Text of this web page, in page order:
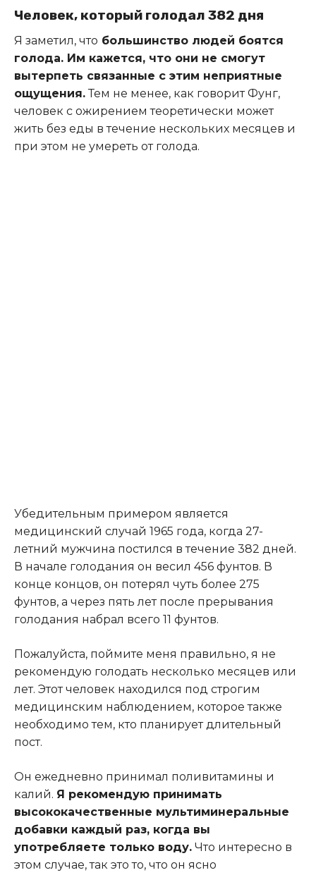
Человек, который голодал 382 дня
Я заметил, что большинство людей боятся
голода. Им кажется, что они не смогут
вытерпеть связанные с этим неприятные
ощущения.Тем не менее, как говорит Фунг,
человек с ожирением теоретически может
жить без еды в течение нескольких месяцев и
при этом не умереть от голода.
Убедительным примером является
медицинский случай 1965 года, когда 27-
летний мужчина постился в течение 382 дней.
В начале голодания он весил 456 фунтов. В
конце концов, он потерял чуть более 275
фунтов, а через пять лет после прерывания
голодания набрал всего 11 фунтов.
Пожалуйста, поймите меня правильно, я не
рекомендую голодать несколько месяцев или
лет. Этот человек находился под строгим
медицинским наблюдением, которое также
необходимо тем, кто планирует длительный
пост.
Он ежедневно принимал поливитамины и
калий. Я рекомендую принимать
высококачественные мультиминеральные
добавки каждый раз, когда вы
употребляете только воду. Что интересно в
этом случае, так это то, что он ясно